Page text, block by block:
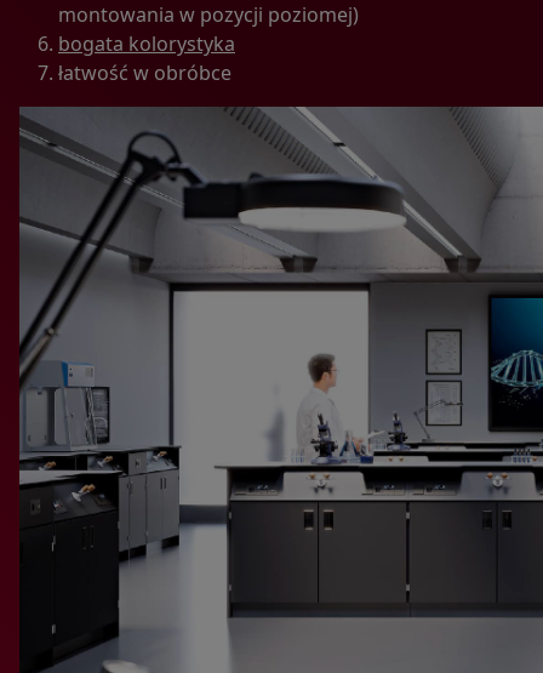
montowania w pozycji poziomej)
bogata kolorystyka
łatwość w obróbce
Komu możemy przekazać dane?
Zgodnie z obowiązującym prawem Twoje dane możemy
zlecenie, np. agencjom marketingowym, podwykonawcom
naszych usług oraz podmiotom uprawnionym do uzyskania
danych na podstawie obowiązującego prawa np. sądom
lub organom ścigania – oczywiście tylko gdy wystąpią z
żądaniem w oparciu o stosowną podstawę prawną.
Jakie masz prawa w stosunku do Twoich danych?
Masz między innymi prawo do żądania dostępu do danych,
sprostowania, usunięcia lub ograniczenia ich
przetwarzania. Możesz także wycofać zgodę na
przetwarzanie danych osobowych, zgłosić sprzeciw oraz
skorzystać z innych praw.
Jakie są podstawy prawne przetwarzania Twoich danych?
Każde przetwarzanie Twoich danych musi być oparte na
właściwej, zgodnej z obowiązującymi przepisami,
podstawie prawnej. Podstawą prawną przetwarzania
Twoich danych w celu świadczenia usług, w tym
dopasowywania ich do Twoich zainteresowań,
analizowania ich i udoskonalania oraz zapewniania ich
bezpieczeństwa jest niezbędność do wykonania umów o
ich świadczenie (tymi umowami są zazwyczaj regulaminy